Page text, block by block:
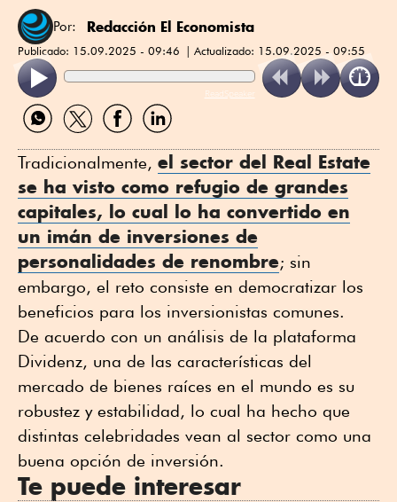
Por: Redacción El Economista
Publicado: 15.09.2025 - 09:46 Actualizado: 15.09.2025 - 09:55
ReadSpeaker
Compartir
por
Compartir
por
Compartir
por
Compartir
por
Tradicionalmente, el sector del Real Estate
se ha visto como refugio de grandes
capitales, lo cual lo ha convertido en
un imán de inversiones de
personalidades de renombre; sin
embargo, el reto consiste en democratizar los
beneficios para los inversionistas comunes.
De acuerdo con un análisis de la plataforma
Dividenz, una de las características del
mercado de bienes raíces en el mundo es su
robustez y estabilidad, lo cual ha hecho que
distintas celebridades vean al sector como una
buena opción de inversión.
Te puede interesar